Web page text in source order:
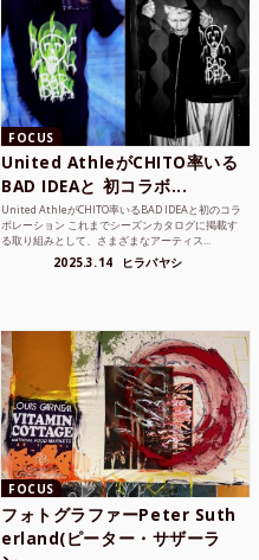
FOCUS
United AthleがCHITO率いる
BAD IDEAと 初コラボ...
United AthleがCHITO率いるBAD IDEAと初のコラ
ボレーション これまでシーズンカタログに掲載す
る取り組みとして、さまざまなアーティス...
2025.3.14 ヒラバヤシ
FOCUS
フォトグラファーPeter Suth
erland(ピーター・サザーラ